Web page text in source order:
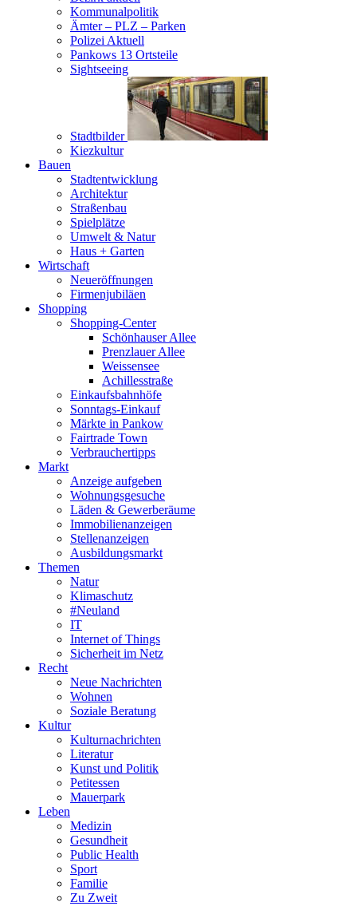
Kommunalpolitik
Ämter – PLZ – Parken
Polizei Aktuell
Pankows 13 Ortsteile
Sightseeing
Stadtbilder
Kiezkultur
Bauen
Stadtentwicklung
Architektur
Straßenbau
Spielplätze
Umwelt & Natur
Haus + Garten
Wirtschaft
Neueröffnungen
Firmenjubiläen
Shopping
Shopping-Center
Schönhauser Allee
Prenzlauer Allee
Weissensee
Achillesstraße
Einkaufsbahnhöfe
Sonntags-Einkauf
Märkte in Pankow
Fairtrade Town
Verbrauchertipps
Markt
Anzeige aufgeben
Wohnungsgesuche
Läden & Gewerberäume
Immobilienanzeigen
Stellenanzeigen
Ausbildungsmarkt
Themen
Natur
Klimaschutz
#Neuland
IT
Internet of Things
Sicherheit im Netz
Recht
Neue Nachrichten
Wohnen
Soziale Beratung
Kultur
Kulturnachrichten
Literatur
Kunst und Politik
Petitessen
Mauerpark
Leben
Medizin
Gesundheit
Public Health
Sport
Familie
Zu Zweit